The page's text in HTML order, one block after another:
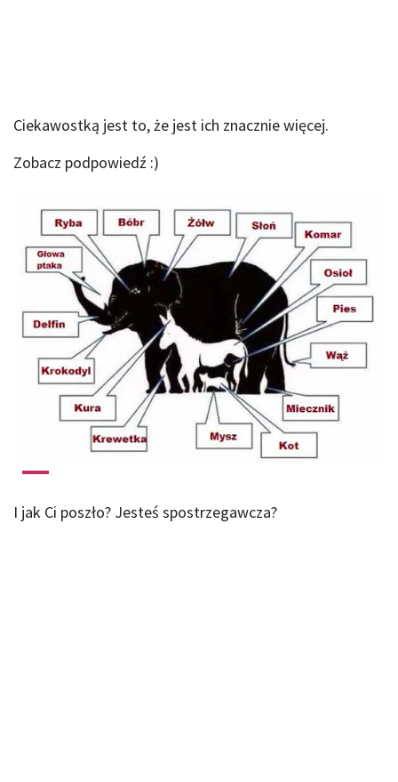
Ciekawostką jest to, że jest ich znacznie więcej.
Zobacz podpowiedź :)
I jak Ci poszło? Jesteś spostrzegawcza?